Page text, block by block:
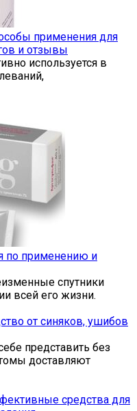
применения для
и отзывы
используется в
по применению и
спутники
всей его жизни.
от синяков, ушибов
представить без
доставляют
средства для